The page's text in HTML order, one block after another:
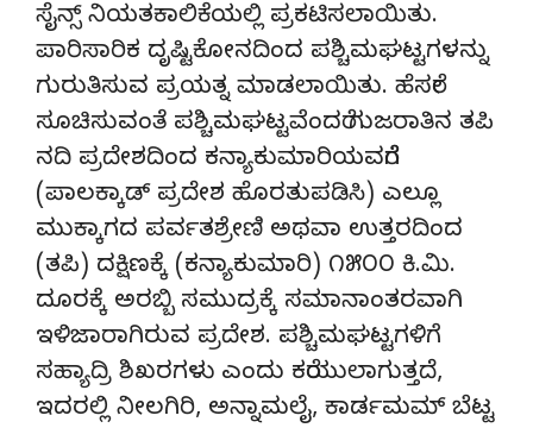
ಸೈನ್ಸ್ ನಿಯತಕಾಲಿಕೆಯಲ್ಲಿ ಪ್ರಕಟಿಸಲಾಯಿತು.
ಪಾರಿಸಾರಿಕ ದೃಷ್ಟಿಕೋನದಿಂದ ಪಶ್ಚಿಮಘಟ್ಟಗಳನ್ನು
ಗುರುತಿಸುವ ಪ್ರಯತ್ನ ಮಾಡಲಾಯಿತು. ಹೆಸರೇ
ಸೂಚಿಸುವಂತೆ ಪಶ್ಚಿಮಘಟ್ಟವೆಂದರೆ ಗುಜರಾತಿನ ತಪಿ
ನದಿ ಪ್ರದೇಶದಿಂದ ಕನ್ಯಾಕುಮಾರಿಯವರೆಗೆ
(ಪಾಲಕ್ಕಾಡ್ ಪ್ರದೇಶ ಹೊರತುಪಡಿಸಿ) ಎಲ್ಲೂ
ಮುಕ್ಕಾಗದ ಪರ್ವತಶ್ರೇಣಿ ಅಥವಾ ಉತ್ತರದಿಂದ
(ತಪಿ) ದಕ್ಷಿಣಕ್ಕೆ (ಕನ್ಯಾಕುಮಾರಿ) ೧೫೦೦ ಕಿ.ಮಿ.
ದೂರಕ್ಕೆ ಅರಬ್ಬಿ ಸಮುದ್ರಕ್ಕೆ ಸಮಾನಾಂತರವಾಗಿ
ಇಳಿಜಾರಾಗಿರುವ ಪ್ರದೇಶ. ಪಶ್ಚಿಮಘಟ್ಟಗಳಿಗೆ
ಸಹ್ಯಾದ್ರಿ ಶಿಖರಗಳು ಎಂದು ಕರೆಯುಲಾಗುತ್ತದೆ,
ಇದರಲ್ಲಿ ನೀಲಗಿರಿ, ಅನ್ನಾಮಲೈ, ಕಾರ್ಡಮಮ್ ಬೆಟ್ಟ